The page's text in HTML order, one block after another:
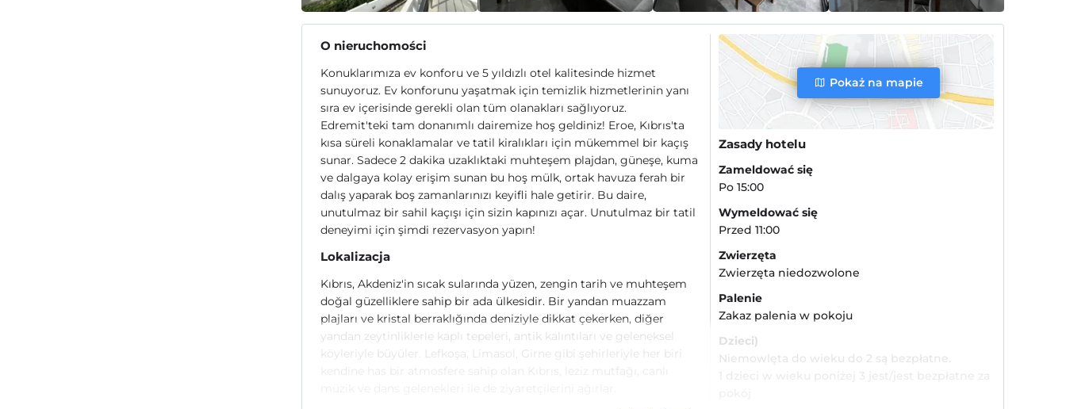
O nieruchomości
Konuklarımıza ev konforu ve 5 yıldızlı otel kalitesinde hizmet
sunuyoruz. Ev konforunu yaşatmak için temizlik hizmetlerinin yanı
sıra ev içerisinde gerekli olan tüm olanakları sağlıyoruz.
Edremit'teki tam donanımlı dairemize hoş geldiniz! Eroe, Kıbrıs'ta
kısa süreli konaklamalar ve tatil kiralıkları için mükemmel bir kaçış
sunar. Sadece 2 dakika uzaklıktaki muhteşem plajdan, güneşe, kuma
ve dalgaya kolay erişim sunan bu hoş mülk, ortak havuza ferah bir
dalış yaparak boş zamanlarınızı keyifli hale getirir. Bu daire,
unutulmaz bir sahil kaçışı için sizin kapınızı açar. Unutulmaz bir tatil
deneyimi için şimdi rezervasyon yapın!
Lokalizacja
Kıbrıs, Akdeniz'in sıcak sularında yüzen, zengin tarih ve muhteşem
doğal güzelliklere sahip bir ada ülkesidir. Bir yandan muazzam
plajları ve kristal berraklığında deniziyle dikkat çekerken, diğer
yandan zeytinliklerle kaplı tepeleri, antik kalıntıları ve geleneksel
köyleriyle büyüler. Lefkoşa, Limasol, Girne gibi şehirleriyle her biri
Pokaż na mapie
Zasady hotelu
Zameldować się
Po 15:00
Wymeldować się
Przed 11:00
Zwierzęta
Zwierzęta niedozwolone
Palenie
Zakaz palenia w pokoju
Dzieci)
Niemowlęta do wieku do 2 są bezpłatne.